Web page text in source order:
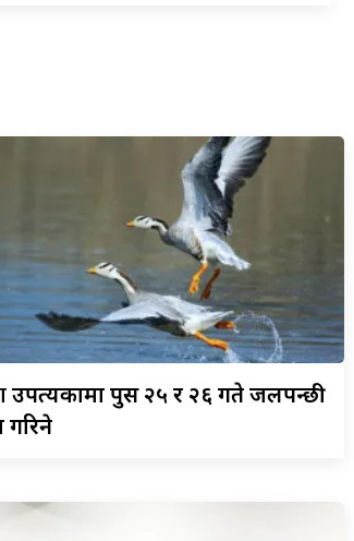
उपत्यकामा पुस २५ र २६ गते जलपन्छी
गरिने